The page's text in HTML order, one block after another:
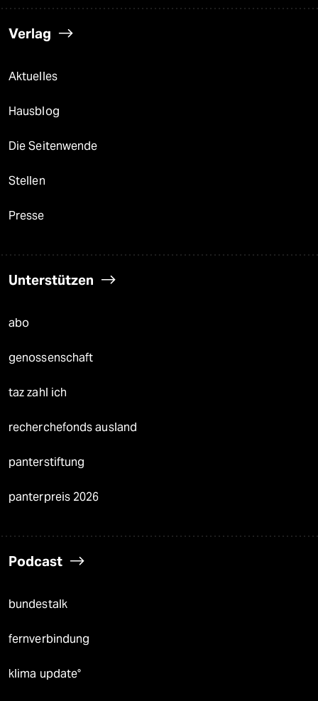
Verlag
Aktuelles
Hausblog
Die Seitenwende
Stellen
Presse
Unterstützen
abo
genossenschaft
taz zahl ich
recherchefonds ausland
panterstiftung
panterpreis 2026
Podcast
bundestalk
fernverbindung
klima update°